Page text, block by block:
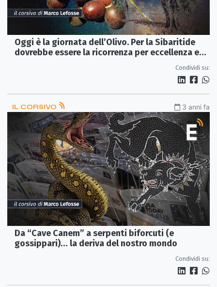
Oggi è la giornata dell’Olivo. Per la Sibaritide
dovrebbe essere la ricorrenza per eccellenza e
Condividi su:
IL CORSIVO 3 anni fa
Da “Cave Canem” a serpenti biforcuti (e
gossippari)… la deriva del nostro mondo
Condividi su: